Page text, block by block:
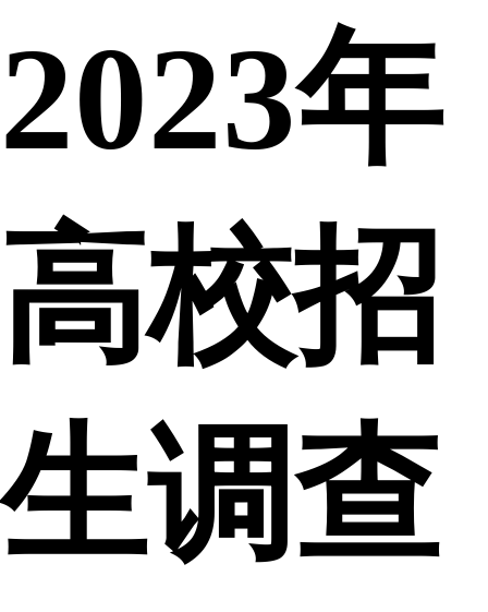
2023年
高校招
生调查